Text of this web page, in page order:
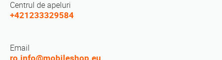
Centrul de apeluri
+421233329584
Email